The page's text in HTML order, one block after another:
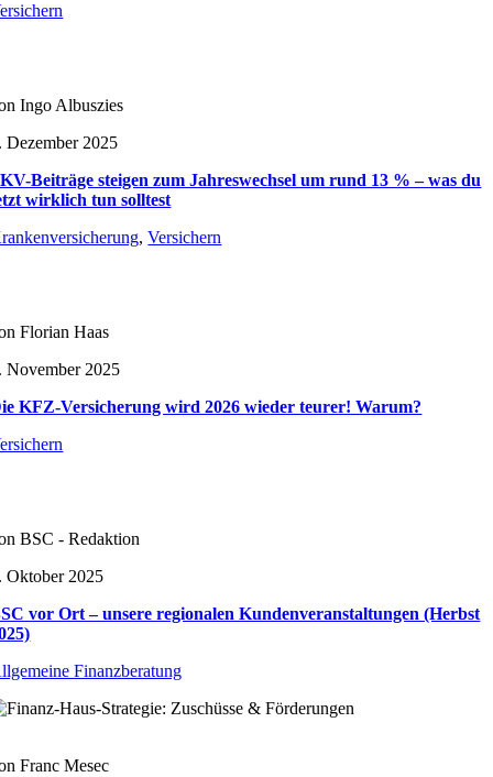
Ingo Albuszies
Dezember 2025
Beiträge steigen zum Jahreswechsel um rund 13 % – was du
wirklich tun solltest
,Versichern
Florian Haas
November 2025
KFZ-Versicherung wird 2026 wieder teurer! Warum?
BSC - Redaktion
Oktober 2025
vor Ort – unsere regionalen Kundenveranstaltungen (Herbst
Finanzberatung
Franc Mesec